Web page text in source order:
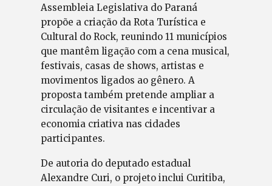
Assembleia Legislativa do Paraná
propõe a criação da Rota Turística e
Cultural do Rock, reunindo 11 municípios
que mantêm ligação com a cena musical,
festivais, casas de shows, artistas e
movimentos ligados ao gênero. A
proposta também pretende ampliar a
circulação de visitantes e incentivar a
economia criativa nas cidades
participantes.
De autoria do deputado estadual
Alexandre Curi, o projeto inclui Curitiba,